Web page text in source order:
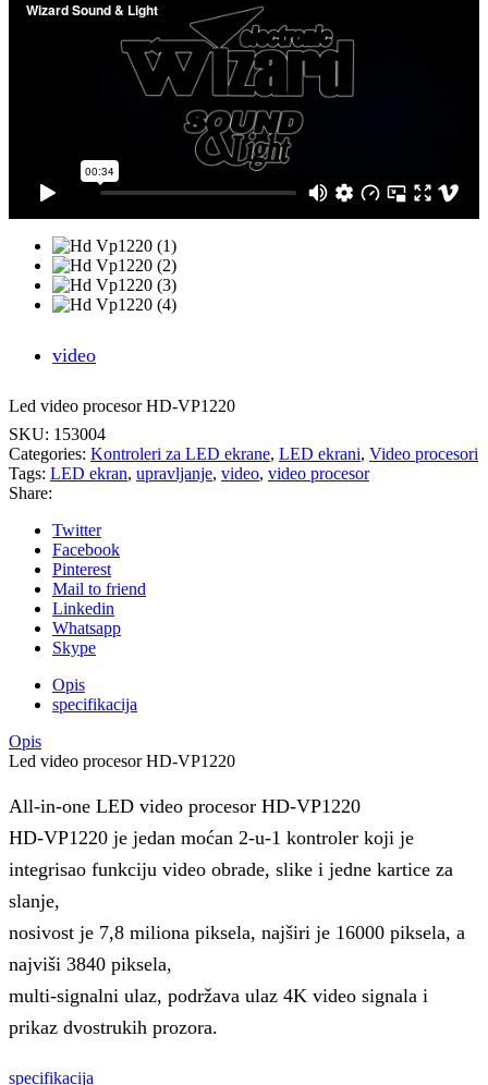
video
Led video procesor HD-VP1220
SKU: 153004
Categories: Kontroleri za LED ekrane, LED ekrani, Video procesori
Tags: LED ekran, upravljanje, video, video procesor
Share:
Twitter
Facebook
Pinterest
Mail to friend
Linkedin
Whatsapp
Skype
Opis
specifikacija
Opis
Led video procesor HD-VP1220
All-in-one LED video procesor HD-VP1220
HD-VP1220 je jedan moćan 2-u-1 kontroler koji je
integrisao funkciju video obrade, slike i jedne kartice za
slanje,
nosivost je 7,8 miliona piksela, najširi je 16000 piksela, a
najviši 3840 piksela,
multi-signalni ulaz, podržava ulaz 4K video signala i
prikaz dvostrukih prozora.
specifikacija